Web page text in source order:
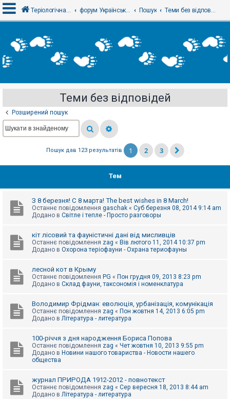
х
і
е
с
т
р
я
е
и
з
е
и
е
Теріологічна школа форум Українського теріологічного товариства Пошук Теми без відповідей
Теми без відповідей
Розширений пошук
Пошук дав 123 результатів 1 2 3
Тем
З 8 березня! С 8 марта! The best wishes in 8 March!
Останнє повідомлення gaschak « Суб березня 08, 2014 9:14 am
Додано в Світле і тепле - Просто разговоры
кіт лісовий та фауністичні дані від мисливців
Останнє повідомлення zag « Вів лютого 11, 2014 10:37 pm
Додано в Охорона теріофауни - Охрана териофауны
лесной кот в Крыму
Останнє повідомлення PG « Пон грудня 09, 2013 8:23 pm
Додано в Склад фауни, таксономія і номенклатура
Володимир Фрідман: еволюція, урбанізація, комунікація
Останнє повідомлення zag « Пон жовтня 14, 2013 6:05 pm
Додано в Література - литература
100-річчя з дня народження Бориса Попова
Останнє повідомлення zag « Чет жовтня 10, 2013 9:55 pm
Додано в Новини нашого товариства - Новости нашего
общества
журнал ПРИРОДА 1912-2012 - повнотекст
Останнє повідомлення zag « Сер вересня 18, 2013 8:44 am
Додано в Література - литература